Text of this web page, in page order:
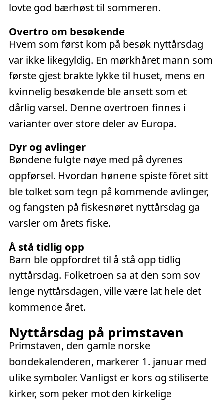
lovte god bærhøst til sommeren.
Overtro om besøkende
Hvem som først kom på besøk nyttårsdag
var ikke likegyldig. En mørkhåret mann som
første gjest brakte lykke til huset, mens en
kvinnelig besøkende ble ansett som et
dårlig varsel. Denne overtroen finnes i
varianter over store deler av Europa.
Dyr og avlinger
Bøndene fulgte nøye med på dyrenes
oppførsel. Hvordan hønene spiste fôret sitt
ble tolket som tegn på kommende avlinger,
og fangsten på fiskesnøret nyttårsdag ga
varsler om årets fiske.
Å stå tidlig opp
Barn ble oppfordret til å stå opp tidlig
nyttårsdag. Folketroen sa at den som sov
lenge nyttårsdagen, ville være lat hele det
kommende året.
Nyttårsdag på primstaven
Primstaven, den gamle norske
bondekalenderen, markerer 1. januar med
ulike symboler. Vanligst er kors og stiliserte
kirker, som peker mot den kirkelige